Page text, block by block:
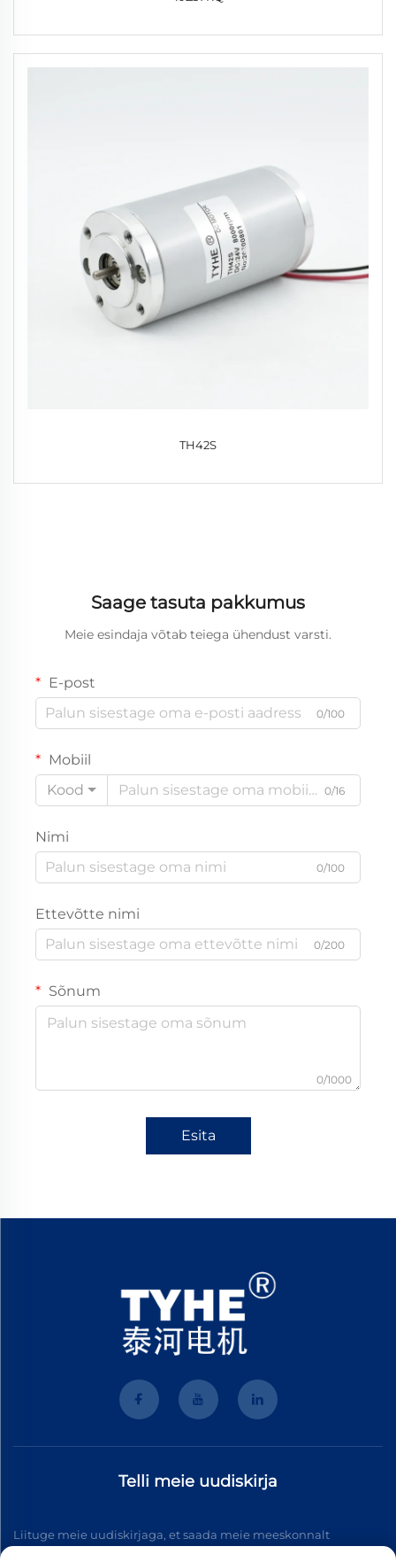
TH42S
Saage tasuta pakkumus
Meie esindaja võtab teiega ühendust varsti.
E-post
0/100
Mobiil
Kood
0/16
Nimi
0/100
Ettevõtte nimi
0/200
Sõnum
0/1000
Esita
Telli meie uudiskirja
Liituge meie uudiskirjaga, et saada meie meeskonnalt